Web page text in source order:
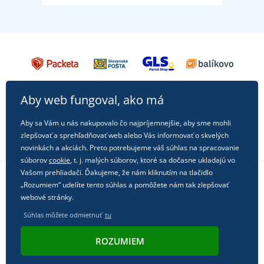
Sledujte nás na sociálnych sieťach
Aby web fungoval, ako má
Aby sa Vám u nás nakupovalo čo najpríjemnejšie, aby sme mohli
zlepšovať a sprehľadňovať web alebo Vás informovať o skvelých
novinkách a akciách. Preto potrebujeme váš súhlas na spracovanie
súborovcookie, t. j. malých súborov, ktoré sa dočasne ukladajú vo
Vašom prehliadači. Ďakujeme, že nám kliknutím na tlačidlo
„Rozumiem“ udelíte tento súhlas a pomôžete nám tak zlepšovať
webové stránky.
Súhlas môžete odmietnuť tu
ROZUMIEM